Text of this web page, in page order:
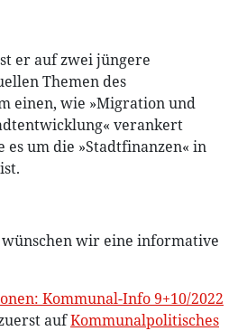
er auf zwei jüngere
Themen des
einen, wie »Migration und
verankert
um die »Stadtfinanzen« in
wir eine informative
Kommunal-Info 9+10/2022
aufKommunalpolitisches